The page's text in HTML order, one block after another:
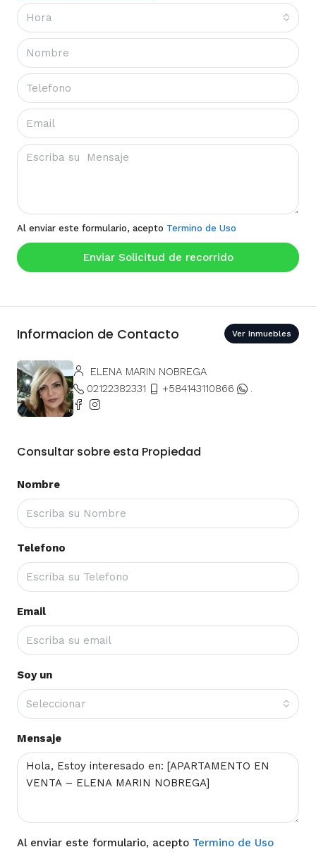
Hora
Al enviar este formulario, acepto Termino de Uso
Enviar Solicitud de recorrido
Informacion de Contacto Ver Inmuebles
ELENA MARIN NOBREGA
02122382331
+584143110866 .
Consultar sobre esta Propiedad
Nombre
Telefono
Email
Soy un
Seleccionar
Mensaje
Al enviar este formulario, acepto Termino de Uso